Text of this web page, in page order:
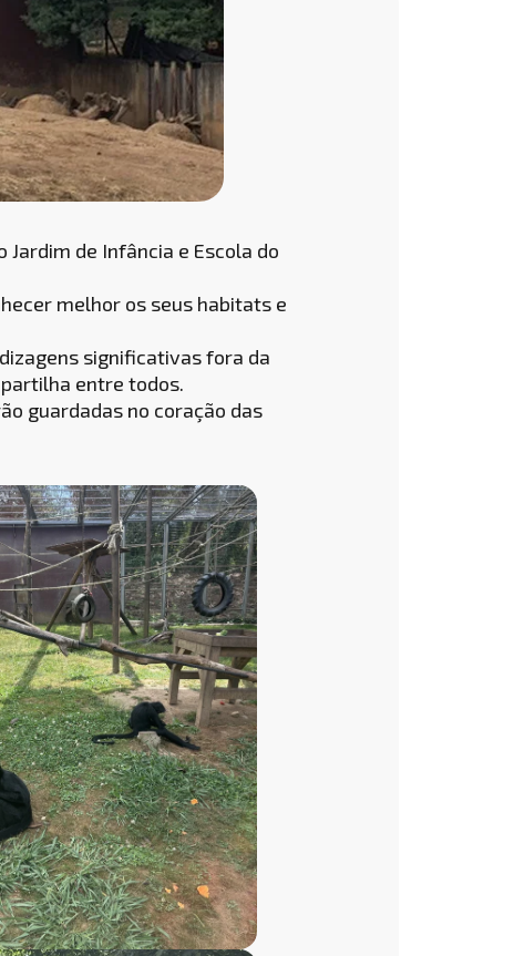
de Infância e Escola do
melhor os seus habitats e
significativas fora da
entre todos.
guardadas no coração das